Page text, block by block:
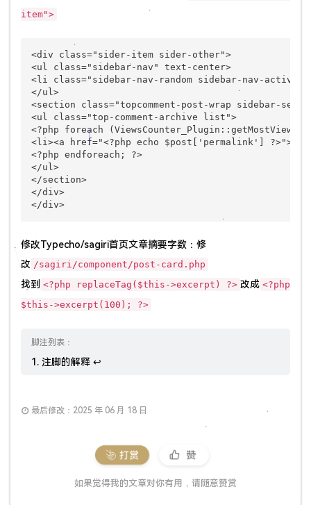
item">
<div class="sider-item sider-other">
<ul class="sidebar-nav" text-center>
<li class="sidebar-nav-random sidebar-nav-active">
</ul>
<section class="topcomment-post-wrap sidebar-
<ul class="top-comment-archive list">
<?php foreach
<li><a href="<?php echo $post['permalink']
<?php endforeach; ?>
</ul>
</section>
</div>
修改Typecho/sagiri首页文章摘要字数：修
改 /sagiri/component/post-card.php
找到 <?php replaceTag($this->excerpt) ?> 改成 <?php
$this->excerpt(100); ?>
注脚的解释 ↩
最后修改：2025 年 06 月 18 日
打赏 赞
如果觉得我的文章对你有用，请随意赞赏